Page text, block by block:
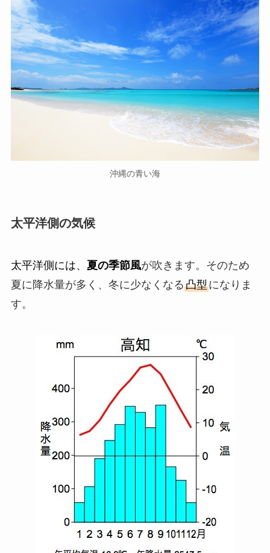
沖縄の青い海
太平洋側の気候
太平洋側には、 夏の季節風が吹きます。そのため
夏に降水量が多く、冬に少なくなる凸型になりま
す。